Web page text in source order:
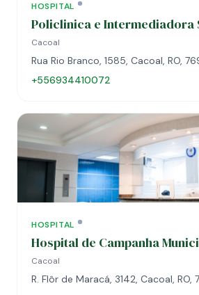
HOSPITAL
Policlinica e Intermediadora
Cacoal
Rua Rio Branco, 1585, Cacoal, RO,
+556934410072
HOSPITAL
Hospital de Campanha
Cacoal
R. Flôr de Maracá, 3142, Cacoal,